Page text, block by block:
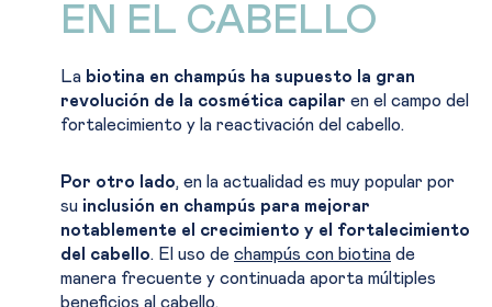
EN EL CABELLO
La biotina en champús ha supuesto la gran
revolución de la cosmética capilar en el campo del
fortalecimiento y la reactivación del cabello.
Por otro lado, en la actualidad es muy popular por
su inclusión en champús para mejorar
notablemente el crecimiento y el fortalecimiento
del cabello. El uso de champús con biotina de
manera frecuente y continuada aporta múltiples
beneficios al cabello.